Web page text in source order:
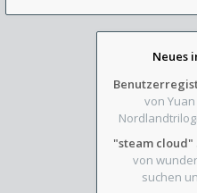
Neues
von
von
suchen